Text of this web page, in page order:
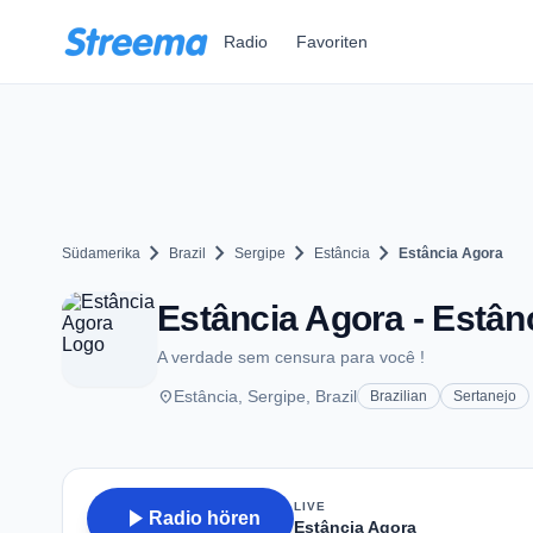
Radio Favoriten
Südamerika chevron_right Brazil chevron_right Sergipe chevron_right Estância chevron_right Estância Agora
Estância Agora -
A verdade sem censura para você !
placeEstância, Sergipe, Brazil Brazilian Sertanejo
play_arrow Radio hören
LIVE
Estância Agora